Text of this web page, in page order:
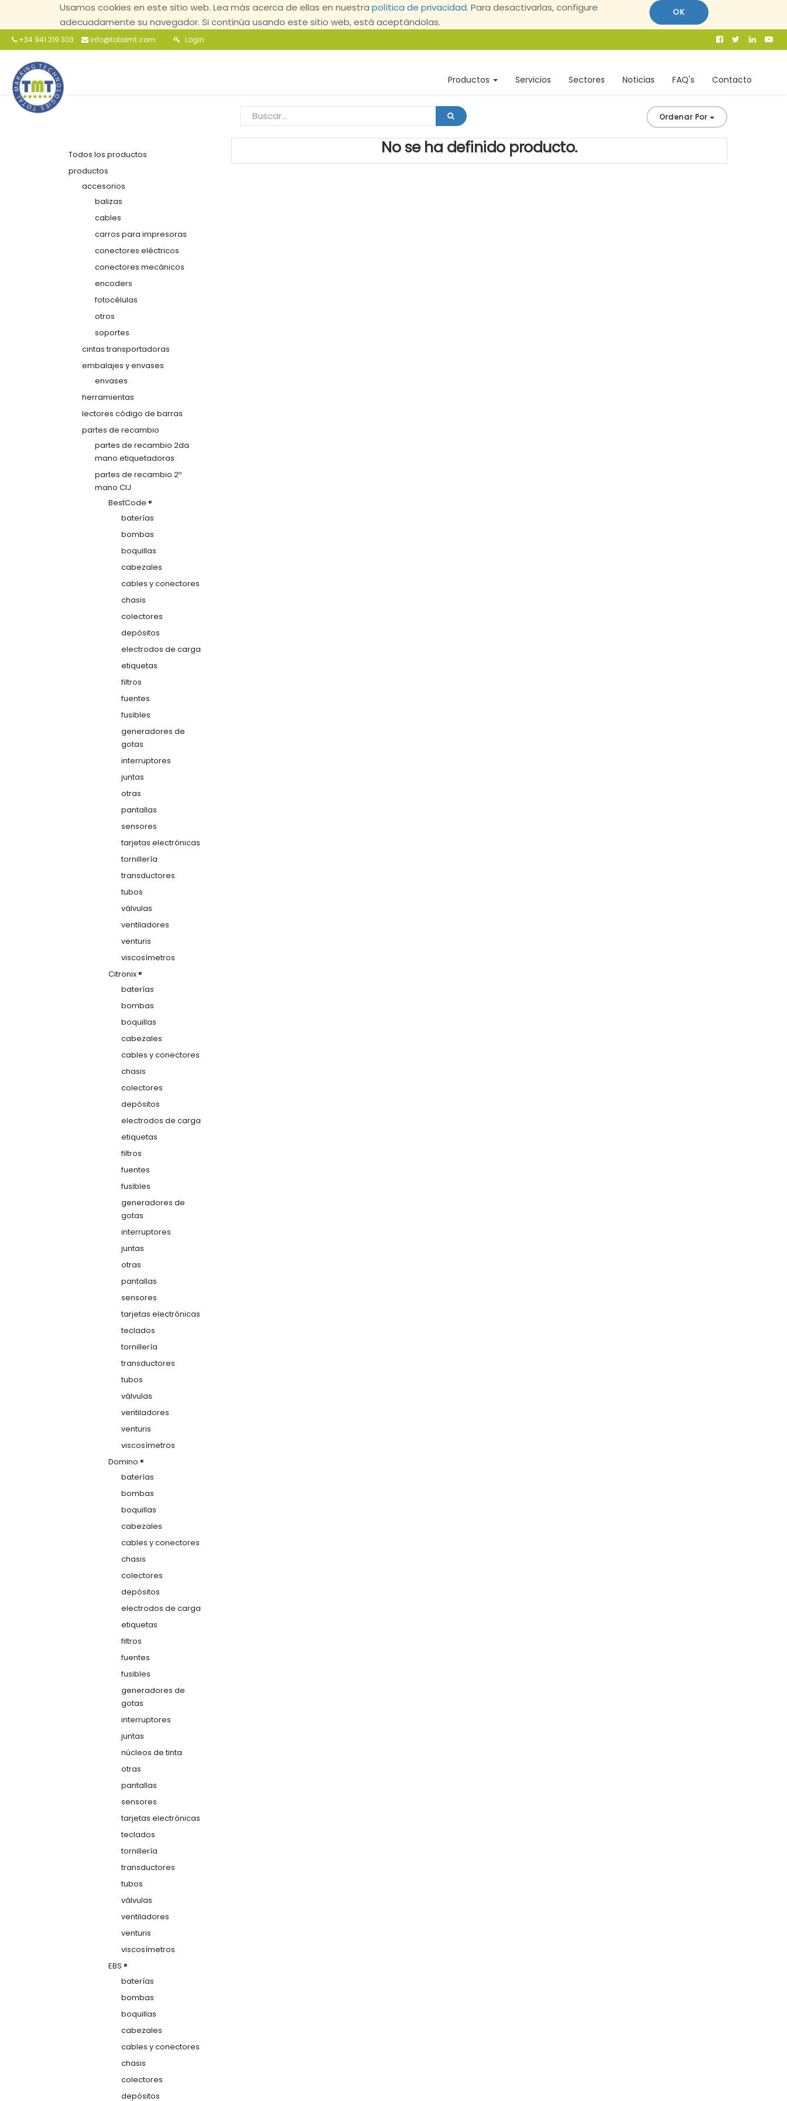
Usamos cookies en este sitio web. Lea más acerca de ellas en nuestra política de privacidad. Para desactivarlas, configure
adecuadamente su navegador. Si continúa usando este sitio web, está aceptándolas.
OK
+34 941 219 303 info@totalmt.com Login
Productos Servicios Sectores Noticias FAQ's Contacto
Ordenar Por
Todos los productos
productos
accesorios
balizas
cables
carros para impresoras
conectores eléctricos
conectores mecánicos
encoders
fotocélulas
otros
soportes
cintas transportadoras
embalajes y envases
envases
herramientas
lectores código de barras
partes de recambio
partes de recambio 2da
mano etiquetadoras
partes de recambio 2º
mano CIJ
BestCode ®
baterías
bombas
boquillas
cabezales
cables y conectores
chasis
colectores
depósitos
electrodos de carga
etiquetas
filtros
fuentes
fusibles
generadores de
gotas
interruptores
juntas
otras
pantallas
sensores
tarjetas electrónicas
tornillería
transductores
tubos
válvulas
ventiladores
venturis
viscosímetros
Citronix ®
baterías
bombas
boquillas
cabezales
cables y conectores
chasis
colectores
depósitos
electrodos de carga
etiquetas
filtros
fuentes
fusibles
generadores de
gotas
interruptores
juntas
otras
pantallas
sensores
tarjetas electrónicas
teclados
tornillería
transductores
tubos
válvulas
ventiladores
venturis
viscosímetros
Domino ®
baterías
bombas
boquillas
cabezales
cables y conectores
chasis
colectores
depósitos
electrodos de carga
etiquetas
filtros
fuentes
fusibles
generadores de
gotas
interruptores
juntas
núcleos de tinta
otras
pantallas
sensores
tarjetas electrónicas
teclados
tornillería
transductores
tubos
válvulas
ventiladores
venturis
viscosímetros
EBS ®
baterías
bombas
boquillas
cabezales
cables y conectores
chasis
colectores
depósitos
No se ha definido producto.